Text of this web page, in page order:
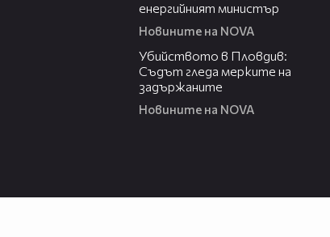
енергийният министър
Новините на NOVA
Убийството в Пловдив:
Съдът гледа мерките на
задържаните
Новините на NOVA